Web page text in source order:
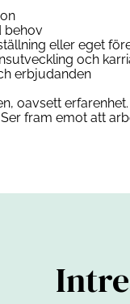
behov
eller eget
och
erbjudanden
oavsett
fram emot att